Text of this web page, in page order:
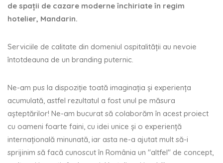
de spaţii de cazare moderne închiriate în regim
hotelier, Mandarin.
Serviciile de calitate din domeniul ospitalității au nevoie
întotdeauna de un branding puternic.
Ne-am pus la dispoziție toată imaginația și experiența
acumulată, astfel rezultatul a fost unul pe măsura
aşteptărilor! Ne-am bucurat să colaborăm în acest proiect
cu oameni foarte faini, cu idei unice şi o experienţă
internaţională minunată, iar asta ne-a ajutat mult să-i
sprijinim să facă cunoscut în România un "altfel" de concept,